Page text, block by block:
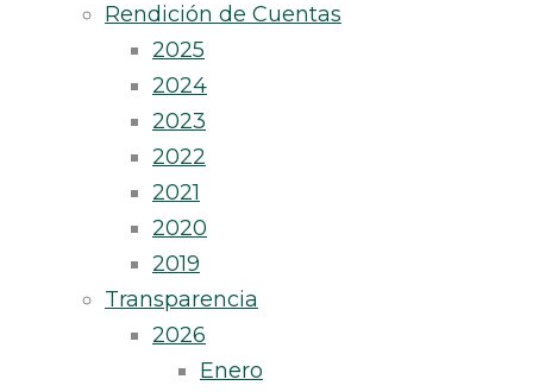
Rendición de Cuentas
2025
2024
2023
2022
2021
2020
2019
Transparencia
2026
Enero